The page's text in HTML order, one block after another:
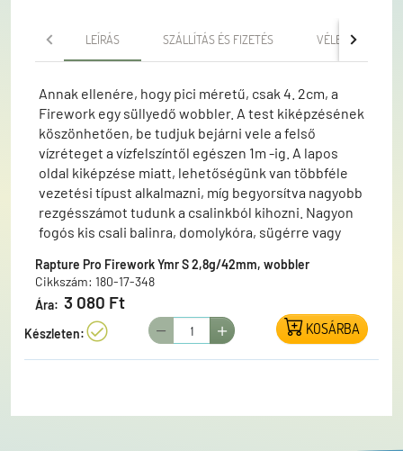
LEÍRÁS SZÁLLÍTÁS ÉS FIZETÉS VÉLEMÉNYEK
Annak ellenére, hogy pici méretű, csak 4. 2cm, a
Firework egy süllyedő wobbler. A test kiképzésének
köszönhetően, be tudjuk bejárni vele a felső
vízréteget a vízfelszíntől egészen 1m -ig. A lapos
oldal kiképzése miatt, lehetőségünk van többféle
vezetési típust alkalmazni, míg begyorsítva nagyobb
rezgésszámot tudunk a csalinkból kihozni. Nagyon
fogós kis csali balinra, domolykóra, sügérre vagy
cm Tömeg: 2,8 g Úszóképessé: Süllyedő Horog: #12
Black Nickel
Rapture Pro Firework Ymr S 2,8g/42mm, wobbler
Cikkszám: 180-17-348
Ára: 3 080 Ft
Készleten: KOSÁRBA